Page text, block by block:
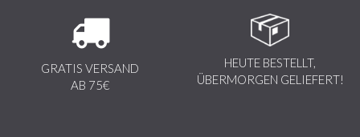
GRATIS VERSAND
AB 75€
HEUTE BESTELLT,
ÜBERMORGEN GELIEFERT!